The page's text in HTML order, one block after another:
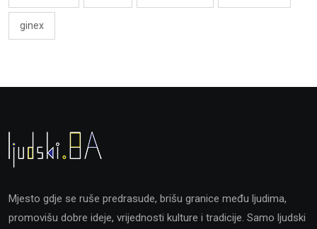
ginex
Mjesto gdje se ruše predrasude, brišu granice među ljudima,
promovišu dobre ideje, vrijednosti kulture i tradicije. Samo ljudski